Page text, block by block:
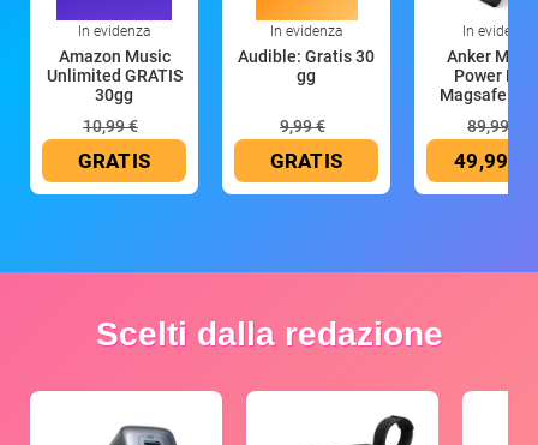
In evidenza
Amazon Music
Unlimited GRATIS
30gg
10,99 €
GRATIS
In evidenza
Audible: Gratis 30
gg
9,99 €
GRATIS
In evidenza
Anker
Power
Magsafe
89,99 €
49,99 €
Scelti dalla redazione